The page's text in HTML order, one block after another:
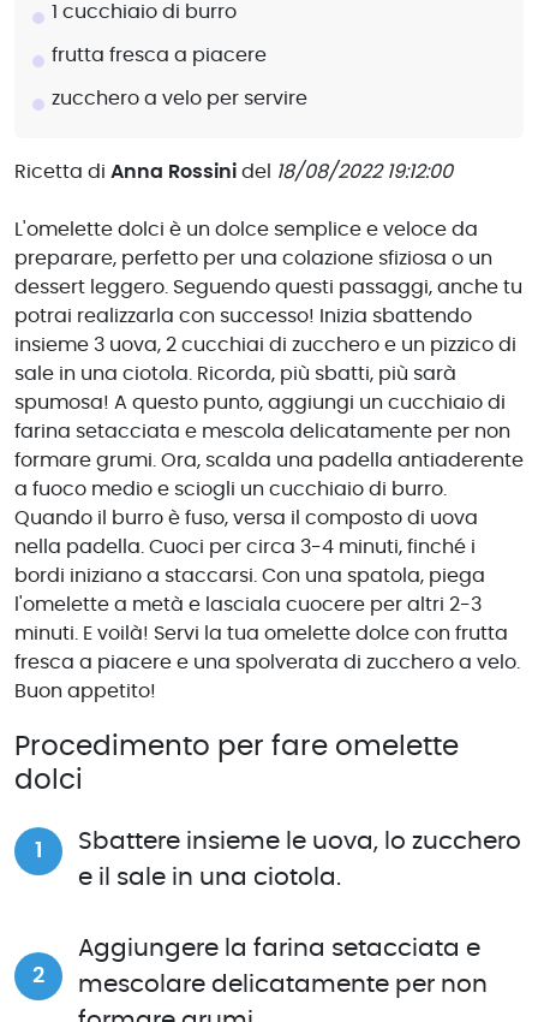
Ricetta di Anna Rossini del 18/08/2022 19:12:00
L'omelette dolci è un dolce semplice e veloce da
preparare, perfetto per una colazione sfiziosa o un
dessert leggero. Seguendo questi passaggi, anche tu
potrai realizzarla con successo! Inizia sbattendo
insieme 3 uova, 2 cucchiai di zucchero e un pizzico di
sale in una ciotola. Ricorda, più sbatti, più sarà
spumosa! A questo punto, aggiungi un cucchiaio di
farina setacciata e mescola delicatamente per non
formare grumi. Ora, scalda una padella antiaderente
a fuoco medio e sciogli un cucchiaio di burro.
Quando il burro è fuso, versa il composto di uova
nella padella. Cuoci per circa 3-4 minuti, finché i
bordi iniziano a staccarsi. Con una spatola, piega
l'omelette a metà e lasciala cuocere per altri 2-3
minuti. E voilà! Servi la tua omelette dolce con frutta
fresca a piacere e una spolverata di zucchero a velo.
Buon appetito!
Procedimento per fare omelette
dolci
Sbattere insieme le uova, lo zucchero
e il sale in una ciotola.
Aggiungere la farina setacciata e
mescolare delicatamente per non
1 cucchiaio di burro
frutta fresca a piacere
zucchero a velo per servire